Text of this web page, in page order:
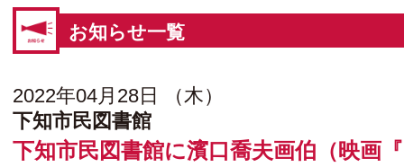
お知らせ一覧
2022年04月28日 （木）
下知市民図書館
下知市民図書館に濱口喬夫画伯（映画